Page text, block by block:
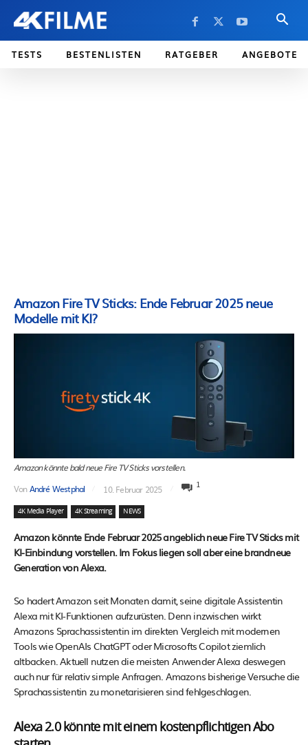
TESTS BESTENLISTEN RATGEBER ANGEBOTE
Amazon Fire TV Sticks: Ende Februar 2025 neue
Modelle mit KI?
Amazon könnte bald neue Fire TV Sticks vorstellen.
VonAndré Westphal 10. Februar 2025 1
4K Media Player 4K Streaming NEWS
Amazon könnte Ende Februar 2025 angeblich neue Fire TV Sticks mit
KI-Einbindung vorstellen. Im Fokus liegen soll aber eine brandneue
Generation von Alexa.
So hadert Amazon seit Monaten damit, seine digitale Assistentin
Alexa mit KI-Funktionen aufzurüsten. Denn inzwischen wirkt
Amazons Sprachassistentin im direkten Vergleich mit modernen
Tools wie OpenAIs ChatGPT oder Microsofts Copilot ziemlich
altbacken. Aktuell nutzen die meisten Anwender Alexa deswegen
auch nur für relativ simple Anfragen. Amazons bisherige Versuche die
Sprachassistentin zu monetarisieren sind fehlgeschlagen.
Alexa 2.0 könnte mit einem kostenpflichtigen Abo